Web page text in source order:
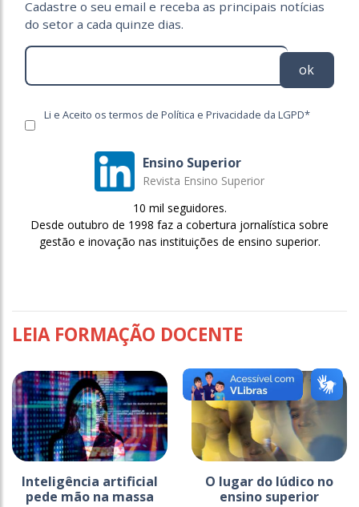
Cadastre o seu email e receba as principais notícias
do setor a cada quinze dias.
ok
Li e Aceito os termos de Política e Privacidade da LGPD*
Ensino Superior
Revista Ensino Superior
10 mil seguidores.
Desde outubro de 1998 faz a cobertura jornalística sobre
gestão e inovação nas instituições de ensino superior.
LEIA FORMAÇÃO DOCENTE
Inteligência artificial
pede mão na massa
O lugar do lúdico no
ensino superior